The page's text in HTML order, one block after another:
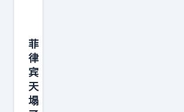
二
十
四
点
，
菲
律
宾
天
塌